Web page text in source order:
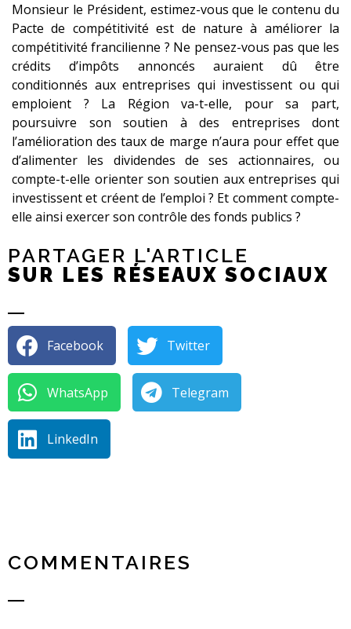
Monsieur le Président, estimez-vous que le contenu du
Pacte de compétitivité est de nature à améliorer la
compétitivité francilienne ? Ne pensez-vous pas que les
crédits d’impôts annoncés auraient dû être
conditionnés aux entreprises qui investissent ou qui
emploient ? La Région va-t-elle, pour sa part,
poursuivre son soutien à des entreprises dont
l’amélioration des taux de marge n’aura pour effet que
d’alimenter les dividendes de ses actionnaires, ou
compte-t-elle orienter son soutien aux entreprises qui
investissent et créent de l’emploi ? Et comment compte-
elle ainsi exercer son contrôle des fonds publics ?
PARTAGER L'ARTICLE
SUR LES RÉSEAUX SOCIAUX
Facebook Twitter
WhatsApp Telegram
LinkedIn
COMMENTAIRES